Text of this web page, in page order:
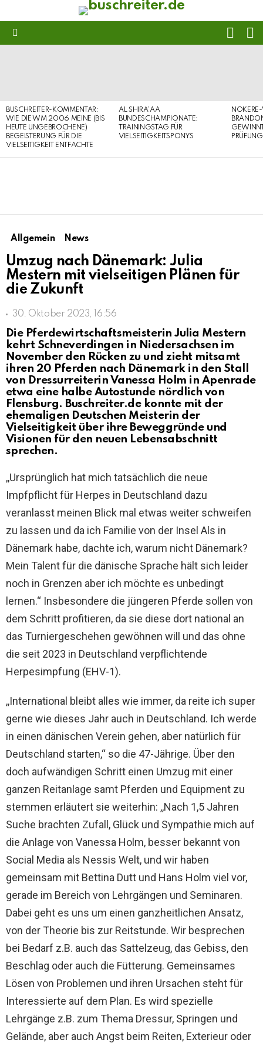
BUSCHREITER-KOMMENTAR:
WIE DIE WM 2006 MEINE (BIS
HEUTE UNGEBROCHENE)
BEGEISTERUNG FÜR DIE
VIELSEITIGKEIT ENTFACHTE
AL SHIRA’AA
BUNDESCHAMPIONATE:
TRAININGSTAG FÜR
VIELSEITIGKEITSPONYS
PRÜFUNG
Allgemein News
Umzug nach Dänemark: Julia
Mestern mit vielseitigen Plänen für
die Zukunft
30. Oktober 2023, 16:56
Die Pferdewirtschaftsmeisterin Julia Mestern
kehrt Schneverdingen in Niedersachsen im
November den Rücken zu und zieht mitsamt
ihren 20 Pferden nach Dänemark in den Stall
von Dressurreiterin Vanessa Holm in Apenrade
etwa eine halbe Autostunde nördlich von
Flensburg. Buschreiter.de konnte mit der
ehemaligen Deutschen Meisterin der
Vielseitigkeit über ihre Beweggründe und
Visionen für den neuen Lebensabschnitt
sprechen.
,,Ursprünglich hat mich tatsächlich die neue
Impfpflicht für Herpes in Deutschland dazu
veranlasst meinen Blick mal etwas weiter schweifen
zu lassen und da ich Familie von der Insel Als in
Dänemark habe, dachte ich, warum nicht Dänemark?
Mein Talent für die dänische Sprache hält sich leider
noch in Grenzen aber ich möchte es unbedingt
lernen.“ Insbesondere die jüngeren Pferde sollen von
dem Schritt profitieren, da sie diese dort national an
das Turniergeschehen gewöhnen will und das ohne
die seit 2023 in Deutschland verpflichtende
Herpesimpfung (EHV-1).
,,International bleibt alles wie immer, da reite ich super
gerne wie dieses Jahr auch in Deutschland. Ich werde
in einen dänischen Verein gehen, aber natürlich für
Deutschland starten,“ so die 47-Jährige. Über den
doch aufwändigen Schritt einen Umzug mit einer
ganzen Reitanlage samt Pferden und Equipment zu
stemmen erläutert sie weiterhin: ,,Nach 1,5 Jahren
Suche brachten Zufall, Glück und Sympathie mich auf
die Anlage von Vanessa Holm, besser bekannt von
Social Media als Nessis Welt, und wir haben
gemeinsam mit Bettina Dutt und Hans Holm viel vor,
gerade im Bereich von Lehrgängen und Seminaren.
Dabei geht es uns um einen ganzheitlichen Ansatz,
von der Theorie bis zur Reitstunde. Wir besprechen
bei Bedarf z.B. auch das Sattelzeug, das Gebiss, den
Beschlag oder auch die Fütterung. Gemeinsames
Lösen von Problemen und ihren Ursachen steht für
Interessierte auf dem Plan. Es wird spezielle
Lehrgänge z.B. zum Thema Dressur, Springen und
Gelände, aber auch Angst beim Reiten, Exterieur oder